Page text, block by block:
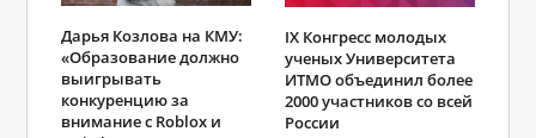
Дарья Козлова на КМУ:
«Образование должно
выигрывать
конкуренцию за
внимание с Roblox и
IX Конгресс молодых
ученых Университета
ИТМО объединил более
2000 участников со всей
России